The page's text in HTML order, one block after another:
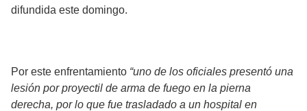
difundida este domingo.
Por este enfrentamiento “uno de los oficiales presentó una
lesión por proyectil de arma de fuego en la pierna
derecha, por lo que fue trasladado a un hospital en